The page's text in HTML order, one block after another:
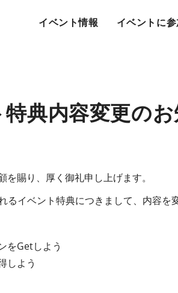
イベント情報 イベントに
典内容変更の
を賜り、厚く御礼申し上げます。
るイベント特典につきまして、内容を
をGetしよう
しよう